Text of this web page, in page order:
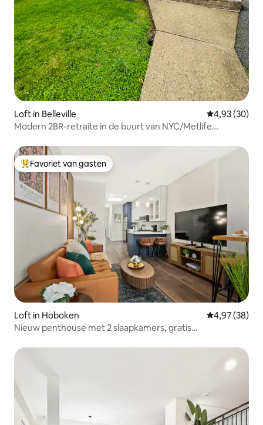
Loft in Belleville Gemiddelde
4,93 (30)
Modern 2BR-retraite in de buurt van NYC/Metlife
Topfavoriet van gasten
Favoriet van gasten
Loft in Hoboken Gemiddelde
4,97 (38)
Nieuw penthouse met 2 slaapkamers, gratis